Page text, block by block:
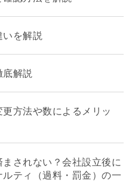
を解説
解説
方法や数によるメリッ
まされない？会社設立後に
ティ（過料・罰金）の一